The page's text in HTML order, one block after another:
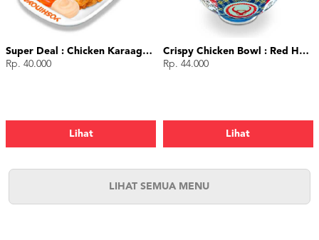
Super Deal : Chicken Karaage (4 pcs)
Rp. 40.000
Lihat
Crispy Chicken Bowl : Red Hot Chili
Rp. 44.000
Lihat
LIHAT SEMUA MENU